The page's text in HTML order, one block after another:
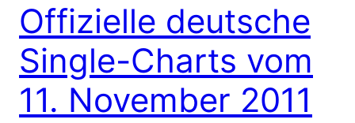
Offizielle deutsche
Single-Charts vom
11. November 2011